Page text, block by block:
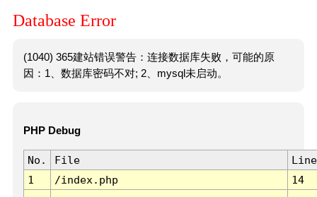
Database Error
(1040) 365建站错误警告：连接数据库失败，可能的原
因：1、数据库密码不对; 2、mysql未启动。
PHP Debug
No. File
Line
1
/index.php 14